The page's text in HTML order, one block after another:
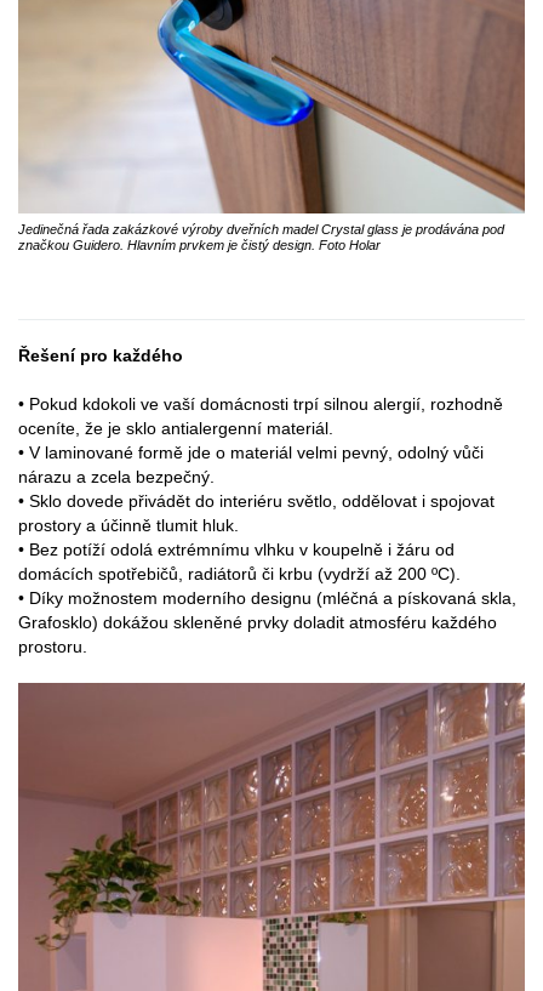
Jedinečná řada zakázkové výroby dveřních madel Crystal glass je prodávána pod
značkou Guidero. Hlavním prvkem je čistý design. Foto Holar
Řešení pro každého
• Pokud kdokoli ve vaší domácnosti trpí silnou alergií, rozhodně
oceníte, že je sklo antialergenní materiál.
• V laminované formě jde o materiál velmi pevný, odolný vůči
nárazu a zcela bezpečný.
• Sklo dovede přivádět do interiéru světlo, oddělovat i spojovat
prostory a účinně tlumit hluk.
• Bez potíží odolá extrémnímu vlhku v koupelně i žáru od
domácích spotřebičů, radiátorů či krbu (vydrží až 200 ºC).
• Díky možnostem moderního designu (mléčná a pískovaná skla,
Grafosklo) dokážou skleněné prvky doladit atmosféru každého
prostoru.